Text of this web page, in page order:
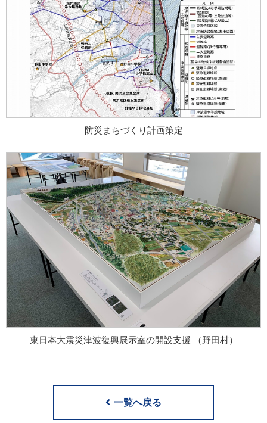
防災まちづくり計画策定
東日本大震災津波復興展示室の開設支援 （野田村）
一覧へ戻る